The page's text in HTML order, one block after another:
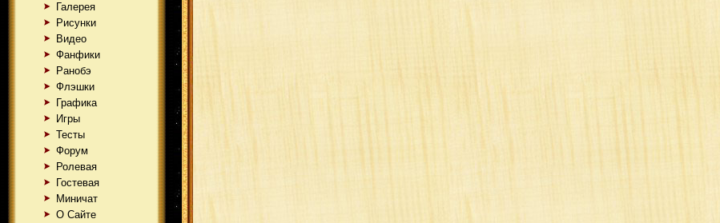
Галерея
Рисунки
Видео
Фанфики
Ранобэ
Флэшки
Графика
Игры
Тесты
Форум
Ролевая
Гостевая
Миничат
О Сайте